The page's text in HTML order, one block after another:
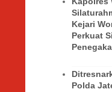
Kejari
Perkuat
Polda